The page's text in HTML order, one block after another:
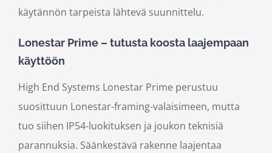
käytännön tarpeista lähtevä suunnittelu.
Lonestar Prime – tutusta koosta laajempaan
käyttöön
High End Systems Lonestar Prime perustuu
suosittuun Lonestar-framing-valaisimeen, mutta
tuo siihen IP54-luokituksen ja joukon teknisiä
parannuksia. Säänkestävä rakenne laajentaa